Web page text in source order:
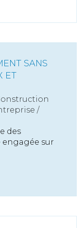
SANS
ET
/
des
sur